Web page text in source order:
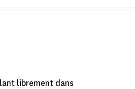
librement dans